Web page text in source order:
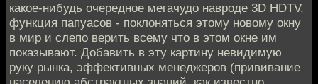
какое-нибудь очередное мегачудо навроде 3D HDTV,
функция папуасов - поклоняться этому новому окну
в мир и слепо верить всему что в этом окне им
показывают. Добавить в эту картину невидимую
руку рынка, эффективных менеджеров (прививание